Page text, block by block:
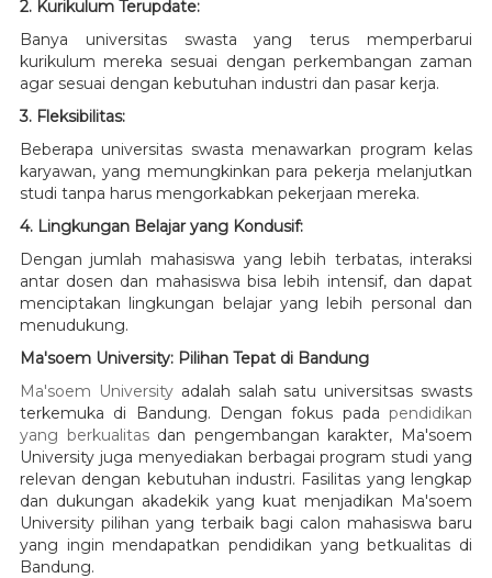
2. Kurikulum Terupdate:
Banya universitas swasta yang terus memperbarui
kurikulum mereka sesuai dengan perkembangan zaman
agar sesuai dengan kebutuhan industri dan pasar kerja.
3. Fleksibilitas:
Beberapa universitas swasta menawarkan program kelas
karyawan, yang memungkinkan para pekerja melanjutkan
studi tanpa harus mengorkabkan pekerjaan mereka.
4. Lingkungan Belajar yang Kondusif:
Dengan jumlah mahasiswa yang lebih terbatas, interaksi
antar dosen dan mahasiswa bisa lebih intensif, dan dapat
menciptakan lingkungan belajar yang lebih personal dan
menudukung.
Ma'soem University: Pilihan Tepat di Bandung
Ma'soem Universityadalah salah satu universitsas swasts
terkemuka di Bandung. Dengan fokus pada pendidikan
yang berkualitasdan pengembangan karakter, Ma'soem
University juga menyediakan berbagai program studi yang
relevan dengan kebutuhan industri. Fasilitas yang lengkap
dan dukungan akadekik yang kuat menjadikan Ma'soem
University pilihan yang terbaik bagi calon mahasiswa baru
yang ingin mendapatkan pendidikan yang betkualitas di
Bandung.